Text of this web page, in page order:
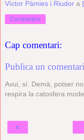
Víctor Pàmies i Riudor a
Comparteix
Cap comentari:
Publica un
Avui, sí. Demà, potser
respira la catosfera
‹